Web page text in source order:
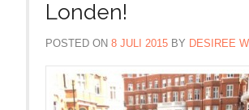
Londen!
POSTED ON 8 JULI 2015 BY DESIREE